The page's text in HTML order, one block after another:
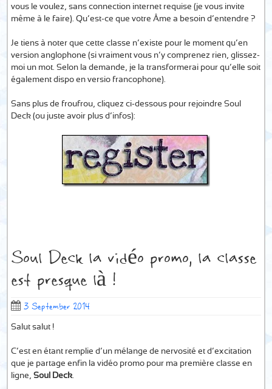
vous le voulez, sans connection internet requise (je vous invite
même à le faire). Qu’est-ce que votre Âme a besoin d’entendre ?
Je tiens à noter que cette classe n’existe pour le moment qu’en
version anglophone (si vraiment vous n’y comprenez rien, glissez-
moi un mot. Selon la demande, je la transformerai pour qu’elle soit
également dispo en versio francophone).
Sans plus de froufrou, cliquez ci-dessous pour rejoindre Soul
Deck (ou juste avoir plus d’infos):
Soul Deck la vidéo promo, la classe
est presque là !
3 September 2014
Salut salut !
C’est en étant remplie d’un mélange de nervosité et d’excitation
que je partage enfin la vidéo promo pour ma première classe en
ligne,Soul Deck.